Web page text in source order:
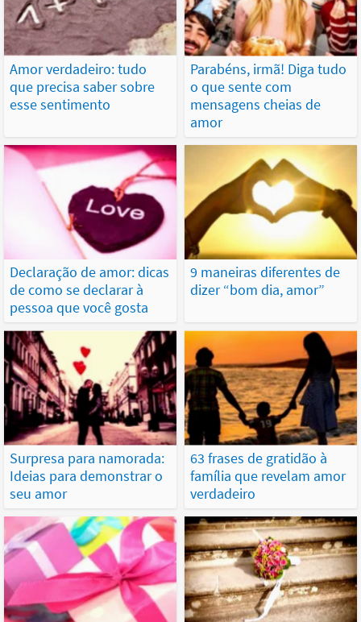
Amor verdadeiro: tudo
que precisa saber sobre
esse sentimento
Parabéns, irmã! Diga tudo
o que sente com
mensagens cheias de
amor
Declaração de amor: dicas
de como se declarar à
pessoa que você gosta
9 maneiras diferentes de
dizer “bom dia, amor”
Surpresa para namorada:
Ideias para demonstrar o
seu amor
63 frases de gratidão à
família que revelam amor
verdadeiro